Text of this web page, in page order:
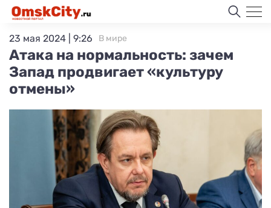
Атака на нормальность: зачем
Запад продвигает «культуру
отмены»
23 мая 2024 | 9:26 В мире